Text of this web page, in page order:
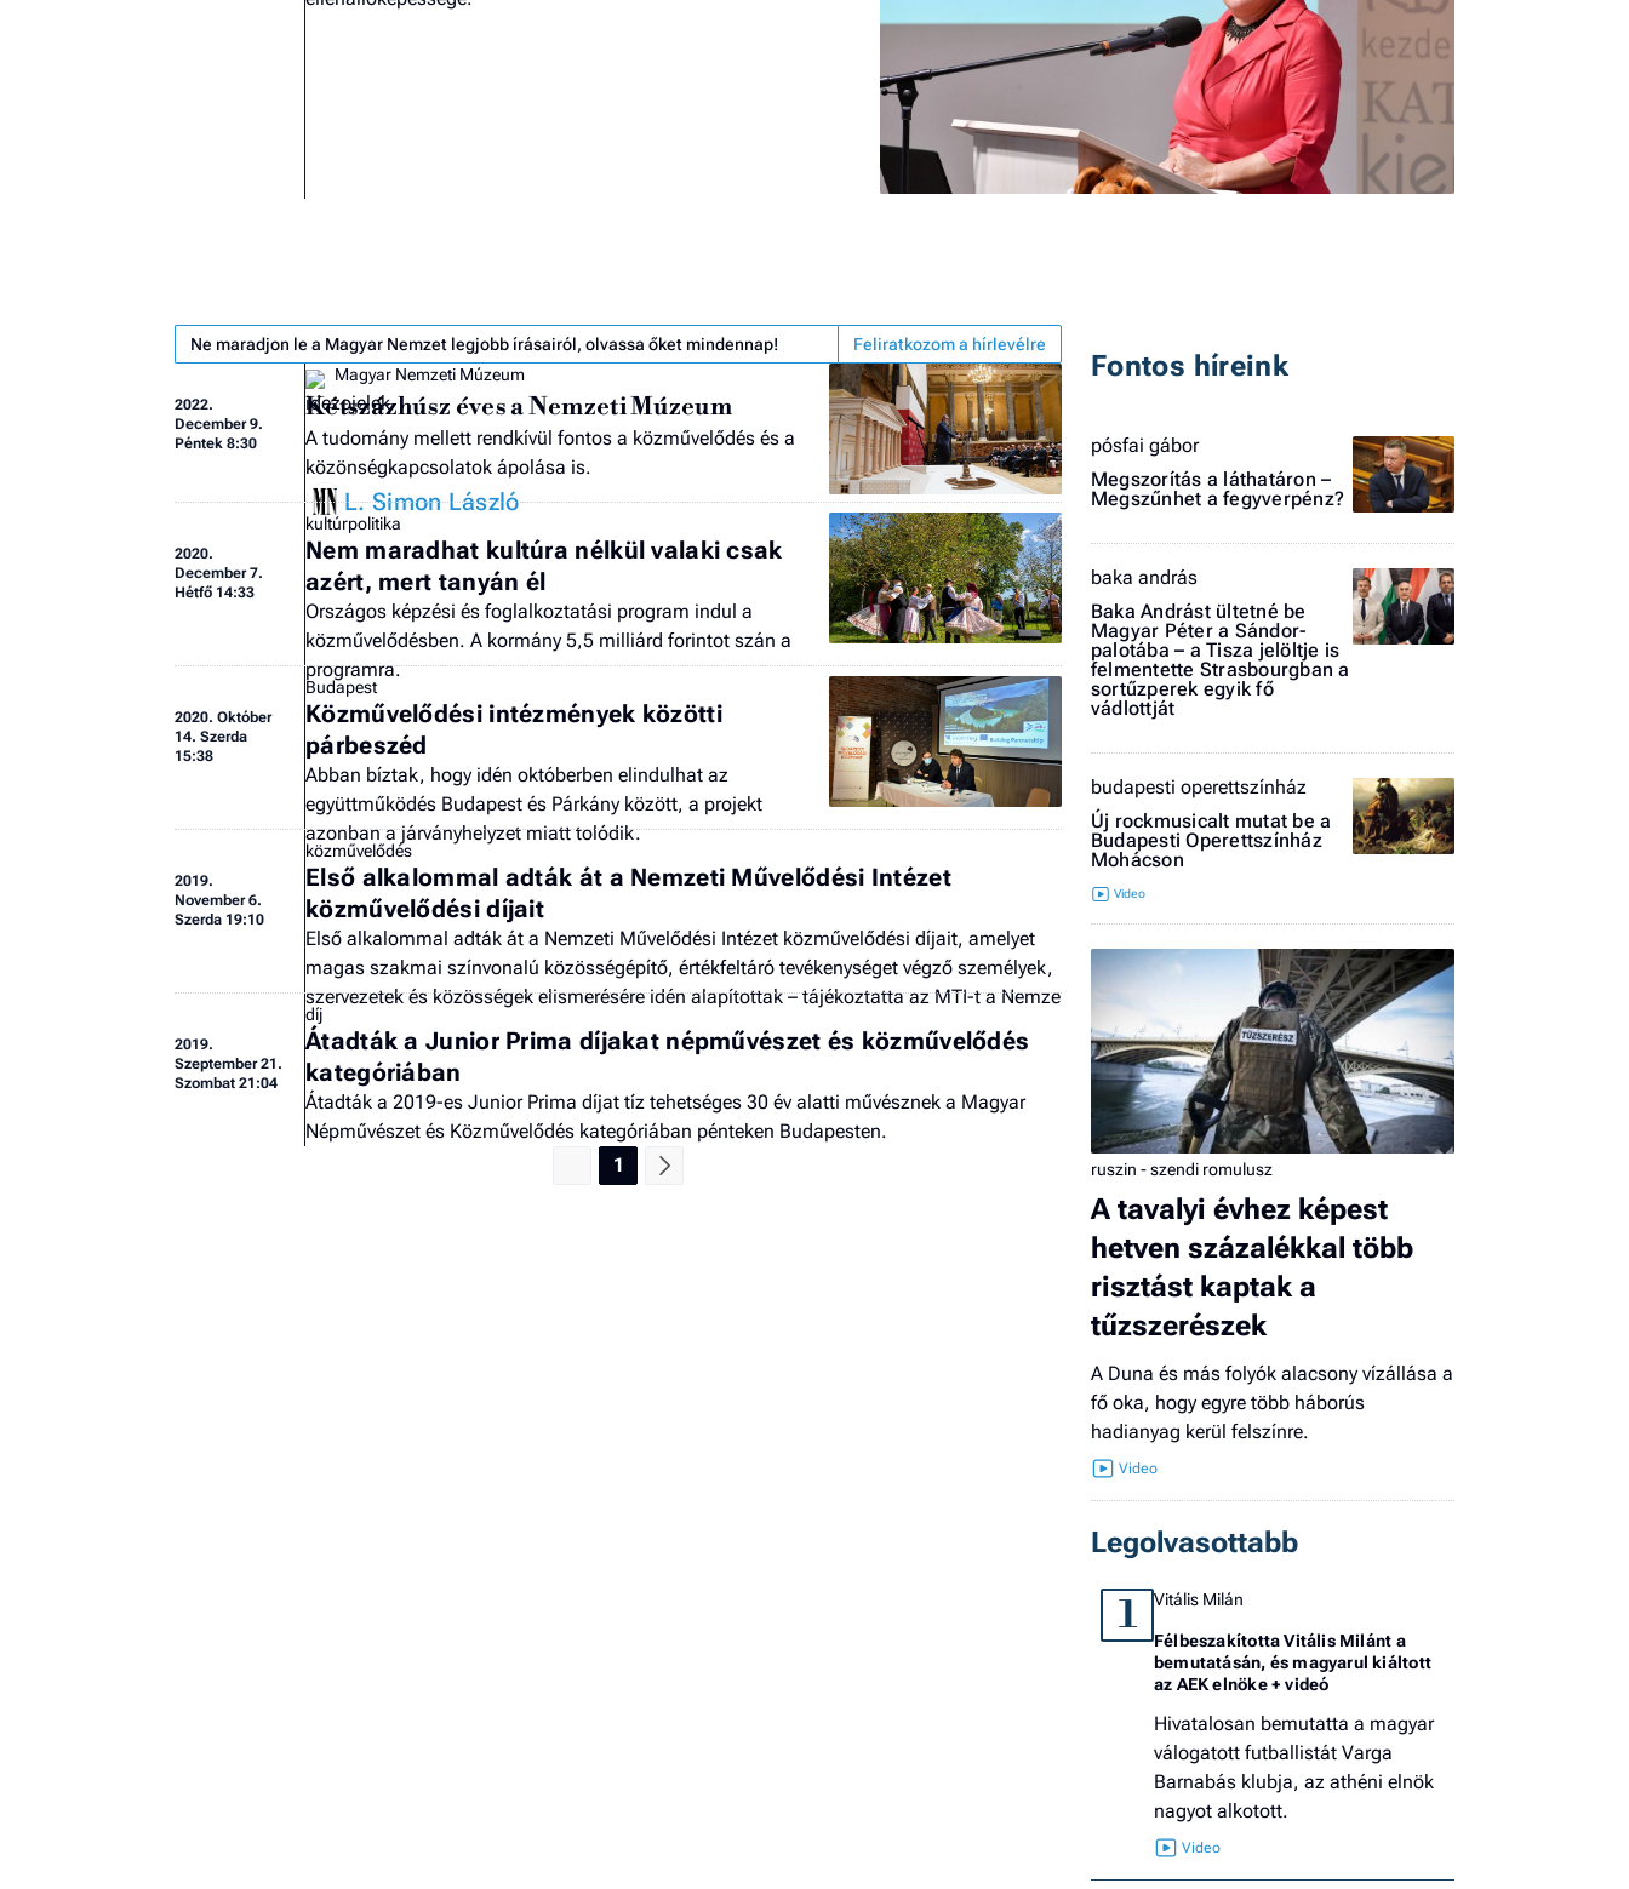
Ne maradjon le a Magyar Nemzet legjobb írásairól, olvassa őket mindennap! Feliratkozom a hírlevélre
2022.
December 9.
Péntek 8:30
Magyar Nemzeti Múzeum
Kétszázhúsz éves a Nemzeti Múzeum
A tudomány mellett rendkívül fontos a közművelődés és a
közönségkapcsolatok ápolása is.
L. Simon László
2020.
December 7.
Hétfő 14:33
kultúrpolitika
Nem maradhat kultúra nélkül valaki csak
azért, mert tanyán él
Országos képzési és foglalkoztatási program indul a
közművelődésben. A kormány 5,5 milliárd forintot szán a
programra.
2020. Október
14. Szerda
15:38
Budapest
Közművelődési intézmények közötti
párbeszéd
Abban bíztak, hogy idén októberben elindulhat az
együttműködés Budapest és Párkány között, a projekt
azonban a járványhelyzet miatt tolódik.
2019.
November 6.
Szerda 19:10
közművelődés
Első alkalommal adták át a Nemzeti Művelődési Intézet
közművelődési díjait
Első alkalommal adták át a Nemzeti Művelődési Intézet közművelődési díjait, amelyet
magas szakmai színvonalú közösségépítő, értékfeltáró tevékenységet végző személyek,
szervezetek és közösségek elismerésére idén alapítottak – tájékoztatta az MTI-t a Nemze
2019.
Szeptember 21.
Szombat 21:04
díj
Átadták a Junior Prima díjakat népművészet és közművelődés
kategóriában
Átadták a 2019-es Junior Prima díjat tíz tehetséges 30 év alatti művésznek a Magyar
Népművészet és Közművelődés kategóriában pénteken Budapesten.
1
Fontos híreink
pósfai gábor
Megszorítás a láthatáron –
Megszűnhet a fegyverpénz?
baka andrás
Baka Andrást ültetné be
Magyar Péter a Sándor-
palotába – a Tisza jelöltje is
felmentette Strasbourgban a
sortűzperek egyik fő
vádlottját
budapesti operettszínház
Új rockmusicalt mutat be a
Budapesti Operettszínház
Mohácson
ruszin - szendi romulusz
A tavalyi évhez képest
hetven százalékkal több
risztást kaptak a
tűzszerészek
A Duna és más folyók alacsony vízállása a
fő oka, hogy egyre több háborús
hadianyag kerül felszínre.
Legolvasottabb
1 Vitális Milán
Félbeszakította Vitális Milánt a
bemutatásán, és magyarul kiáltott
az AEK elnöke + videó
Hivatalosan bemutatta a magyar
válogatott futballistát Varga
Barnabás klubja, az athéni elnök
nagyot alkotott.